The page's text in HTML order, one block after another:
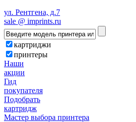
ул. Рентгена, д.7
sale @ imprints.ru
картриджи
принтеры
Наши
акции
Гид
покупателя
Подобрать
картридж
Мастер выбора принтера